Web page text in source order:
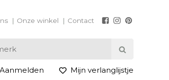
Onze winkel Contact
Aanmelden Mijn verlanglijstje